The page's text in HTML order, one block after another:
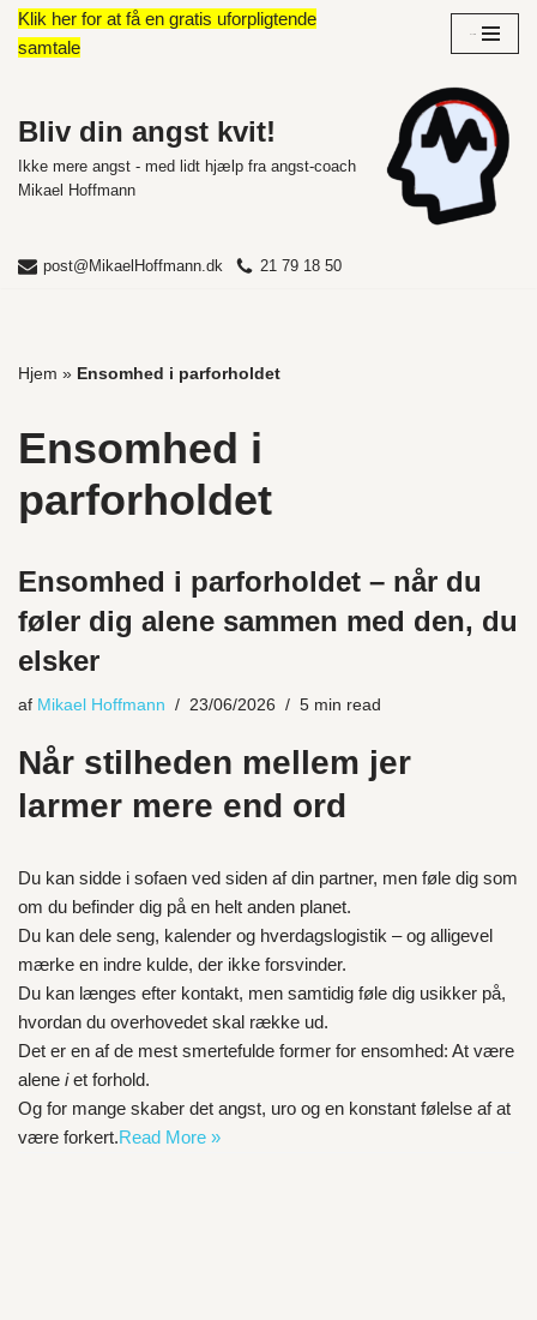
Spring
indhold
Klik her for at få en gratis uforpligtende
samtale
Bliv din angst kvit!
Ikke mere angst - med lidt hjælp fra angst-coach
Mikael Hoffmann
post@MikaelHoffmann.dk 21 79 18 50
Hjem » Ensomhed i parforholdet
Ensomhed i
parforholdet
Ensomhed i parforholdet – når du
føler dig alene sammen med den, du
elsker
af Mikael Hoffmann 23/06/2026 5 min read
Når stilheden mellem jer
larmer mere end ord
Du kan sidde i sofaen ved siden af din partner, men føle dig som
om du befinder dig på en helt anden planet.
Du kan dele seng, kalender og hverdagslogistik – og alligevel
mærke en indre kulde, der ikke forsvinder.
Du kan længes efter kontakt, men samtidig føle dig usikker på,
hvordan du overhovedet skal række ud.
Det er en af de mest smertefulde former for ensomhed: At være
alene iet forhold.
Og for mange skaber det angst, uro og en konstant følelse af at
være forkert.Read More »